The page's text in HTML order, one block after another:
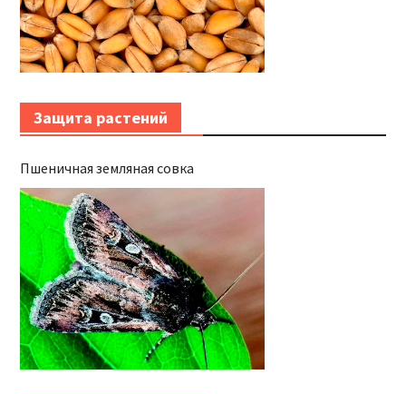
Защита растений
Пшеничная земляная совка